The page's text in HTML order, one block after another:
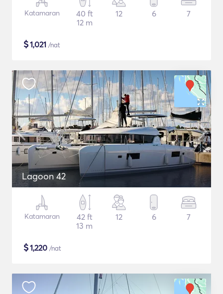
Katamaran
40 ft
12 m
12 6 7
$1,021 /nat
Lagoon 42
Katamaran
42 ft
13 m
12 6 7
$1,220 /nat